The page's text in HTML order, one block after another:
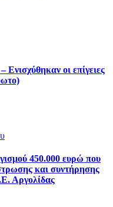
οι επίγειες
450.000 ευρώ που
και συντήρησης
Αργολίδας